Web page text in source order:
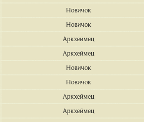
Новичок
Новичок
Аркхеймец
Аркхеймец
Новичок
Новичок
Аркхеймец
Аркхеймец